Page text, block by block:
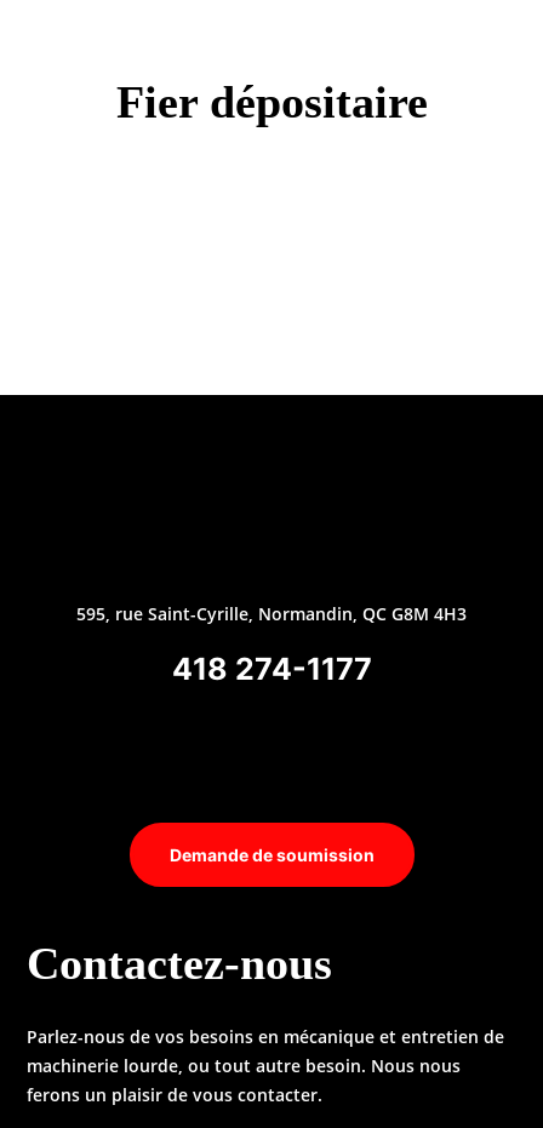
Fier dépositaire
595, rue Saint-Cyrille, Normandin, QC G8M 4H3
418 274-1177
Demande de soumission
Contactez-nous
Parlez-nous de vos besoins en mécanique et entretien de
machinerie lourde, ou tout autre besoin. Nous nous
ferons un plaisir de vous contacter.